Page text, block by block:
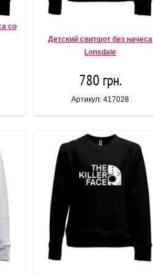
со
Детский свитшот без начеса
Lonsdale
780 грн.
Артикул: 417028